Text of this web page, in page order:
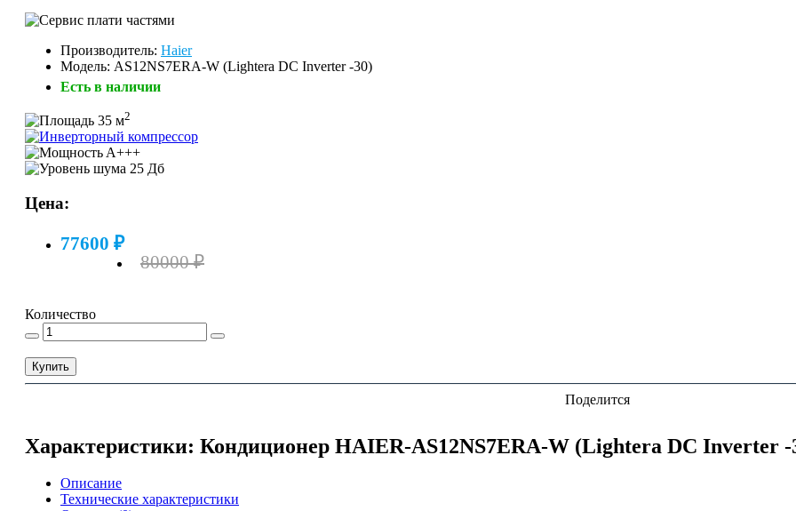
Производитель: Haier
Модель: AS12NS7ERA-W (Lightera DC Inverter -30)
Есть в наличии
35 м2
A+++
25 Дб
Цена:
77600 ₽
80000 ₽
Количество
Купить
Поделится
Характеристики: Кондиционер HAIER-AS12NS7ERA-W (Lightera DC Inverter -
Описание
Технические характеристики